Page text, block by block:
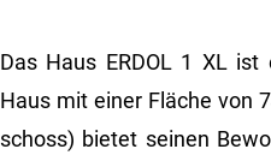
Das Haus ERDOL 1 XL
Haus mit einer Flä­che von
schoss) bie­tet sei­nen